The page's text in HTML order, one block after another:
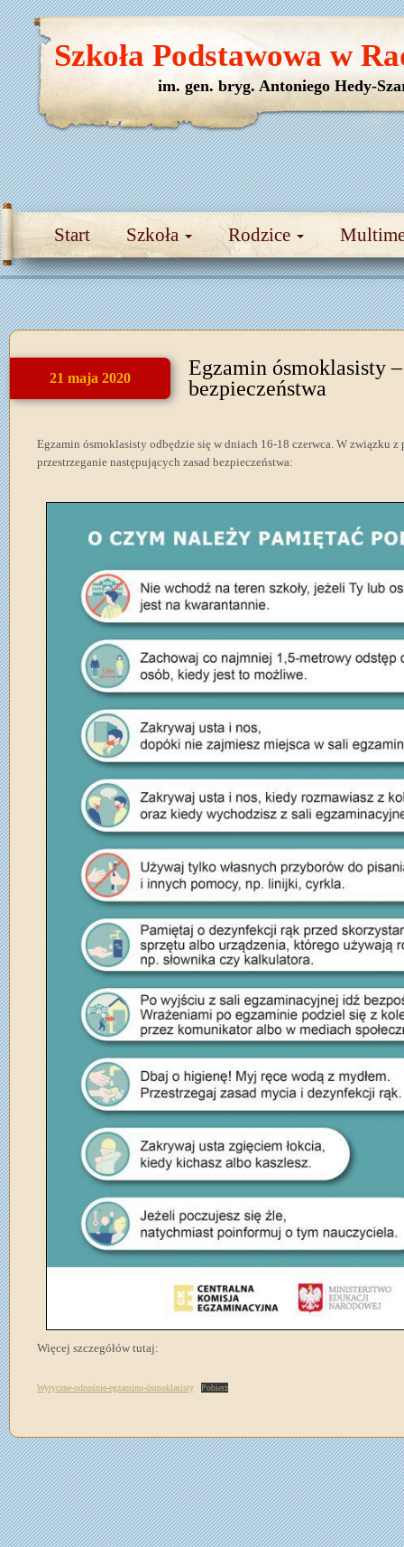
Start Szkoła Rodzice
Szkoła Podstawowa w
im. gen. bryg. Antoniego Hedy-
21 maja 2020
Egzamin ósmoklasisty
bezpieczeństwa
Egzamin ósmoklasisty odbędzie się w dniach 16-18 czerwca. W związku z
przestrzeganie następujących zasad bezpieczeństwa:
Więcej szczegółów tutaj:
Wytyczne-odnośnie-egzaminu-ósmoklasisty Pobierz